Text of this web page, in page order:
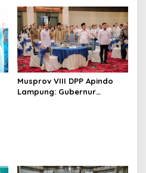
Musprov VIII DPP Apindo
Lampung: Gubernur